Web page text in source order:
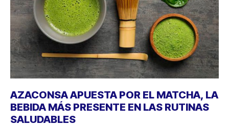
AZACONSA APUESTA POR EL MATCHA, LA
BEBIDA MÁS PRESENTE EN LAS RUTINAS
SALUDABLES